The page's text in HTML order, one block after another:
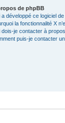
de phpBB
a développé ce logiciel
la fonctionnalité X
dois-je contacter à
puis-je contacter